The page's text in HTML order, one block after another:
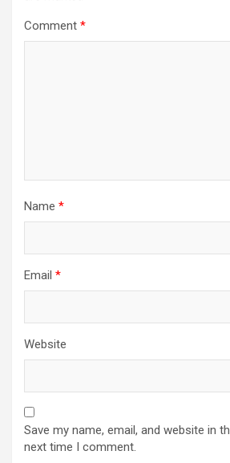
Comment *
Name *
Email *
Website
Save my name, email, and website in
next time I comment.